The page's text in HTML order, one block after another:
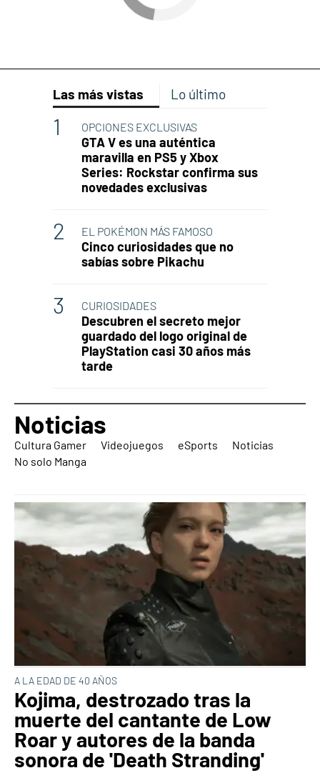
Las más vistas Lo último
OPCIONES EXCLUSIVAS
GTA V es una auténtica
maravilla en PS5 y Xbox
Series: Rockstar confirma sus
novedades exclusivas
EL POKÉMON MÁS FAMOSO
Cinco curiosidades que no
sabías sobre Pikachu
CURIOSIDADES
Descubren el secreto mejor
guardado del logo original de
PlayStation casi 30 años más
tarde
Noticias
Cultura Gamer Videojuegos eSports
Noticias
No solo Manga
A LA EDAD DE 40 AÑOS
Kojima, destrozado tras la
muerte del cantante de Low
Roar y autores de la banda
sonora de 'Death Stranding'